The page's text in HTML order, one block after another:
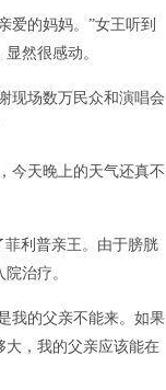
爱的妈妈。”女王听到
然很感动。
现场数万民众和演唱会
今天晚上的天气还真不
利普亲王。由于膀胱
治疗。
我的父亲不能来。如果
大，我的父亲应该能在